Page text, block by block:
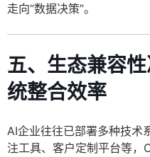
走向“数据决策”。
五、生态兼容
统整合效率
AI企业往往已部署多种技术
注工具、客户定制平台等，